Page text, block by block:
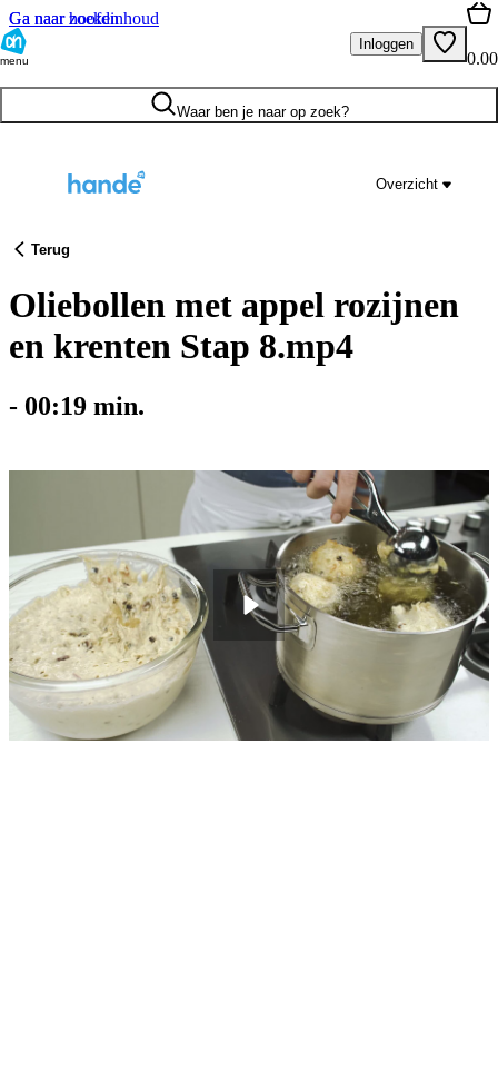
Ga naar hoofdinhoud
Ga naar zoeken
menu
Inloggen
0.00
Waar ben je naar op zoek?
Overzicht
Terug
Oliebollen met appel rozijnen
en krenten Stap 8.mp4
- 00:19 min.